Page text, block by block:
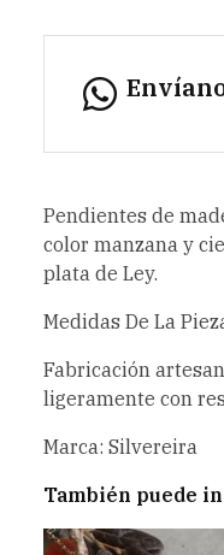
Pendientes de
color manzana y
plata de Ley.
Medidas De La
Fabricación
ligeramente con
Marca: Silvereira
También puede